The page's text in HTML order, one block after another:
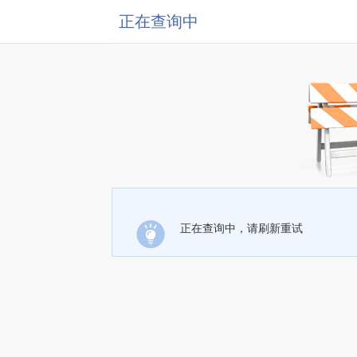
正在查询中
正在查询中，请刷新重试